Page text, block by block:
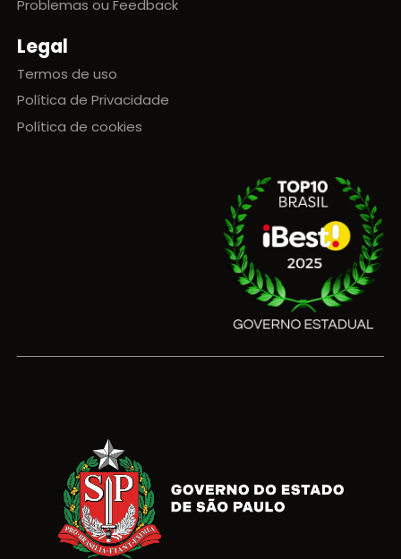
Problemas ou Feedback
Legal
Termos de uso
Política de Privacidade
Política de cookies